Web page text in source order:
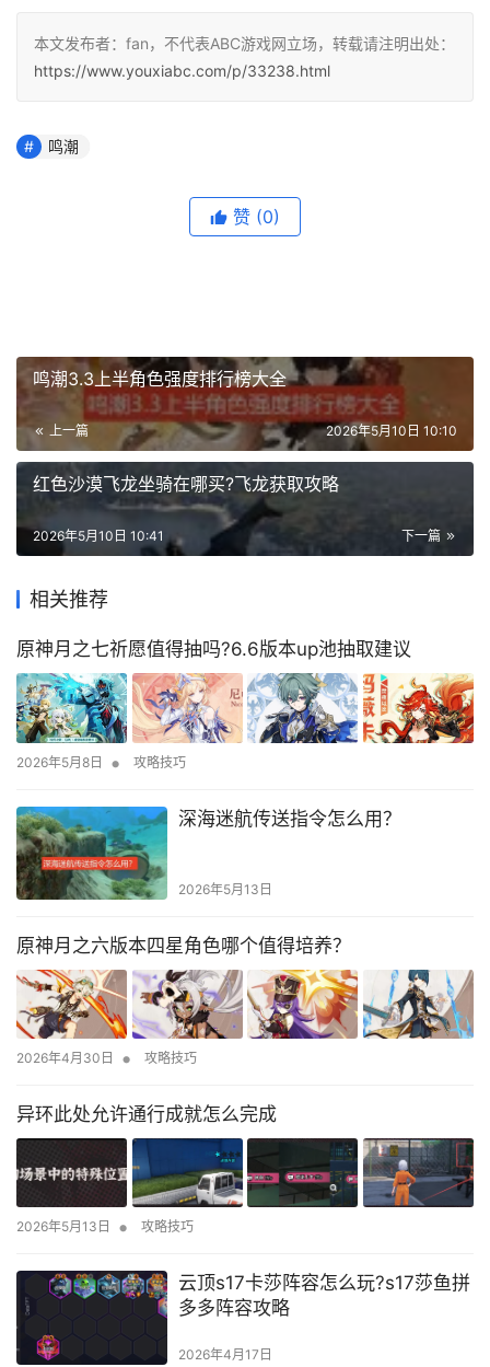
本文发布者：fan，不代表ABC游戏网立场，转载请注明出处：
https://www.youxiabc.com/p/33238.html
鸣潮
赞 (0)
鸣潮3.3上半角色强度排行榜大全
上一篇 2026年5月10日 10:10
红色沙漠飞龙坐骑在哪买?飞龙获取攻略
下一篇
2026年5月10日 10:41
相关推荐
原神月之七祈愿值得抽吗?6.6版本up池抽取建议
2026年5月8日 • 攻略技巧
深海迷航传送指令怎么用？
2026年5月13日
原神月之六版本四星角色哪个值得培养？
2026年4月30日 • 攻略技巧
异环此处允许通行成就怎么完成
2026年5月13日 • 攻略技巧
云顶s17卡莎阵容怎么玩?s17莎鱼拼
多多阵容攻略
2026年4月17日